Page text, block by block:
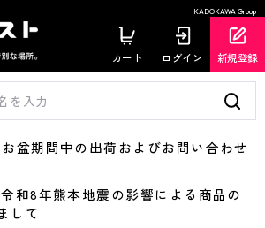
KADOKAWA Group
カート ログイン 新規登録
期間中の出荷およびお問い合わせ
8年熊本地震の影響による商品の
して